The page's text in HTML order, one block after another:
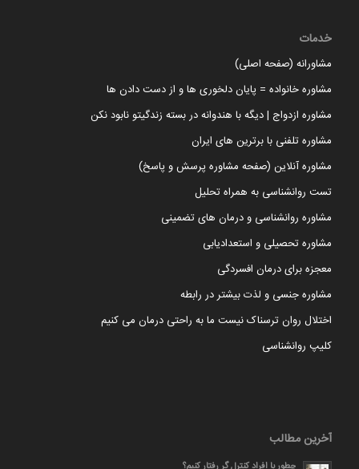
خدمات
مشاورانه (صفحه اصلی)
مشاوره خانواده = پایان دلخوری ها و از دست دادن ها
مشاوره ازدواج | دیگه با هندوانه در بسته زندگیتو نابود نکن
مشاوره تلفنی با برترین های ایران
مشاوره آنلاین (صفحه مشاوره پرسش و پاسخ)
تست روانشناسی به همراه تحلیل
مشاوره روانشناسی و درمان های تضمینی
مشاوره تحصیلی و استعدادیابی
معجزه برای درمان افسردگی
مشاوره جنسی و لذت بیشتر در رابطه
اختلال روان ترسناک نیست ما به راحتی درمان می کنیم
کلیپ روانشناسی
آخرین مطالب